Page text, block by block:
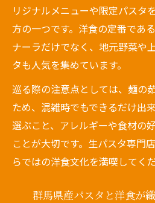
高崎生パスタ人気店
生パスタ専門店を巡
方
製麺所直送パスタで
ツ
リジナルメニューや限定パスタ
方の一つです。洋食の定番であ
ナーラだけでなく、地元野菜や
タも人気を集めています。
巡る際の注意点としては、麺の
ため、混雑時でもできるだけ出
選ぶこと、アレルギーや食材の
ことが大切です。生パスタ専門
らではの洋食文化を満喫してくだ
群馬県産パスタと洋食が